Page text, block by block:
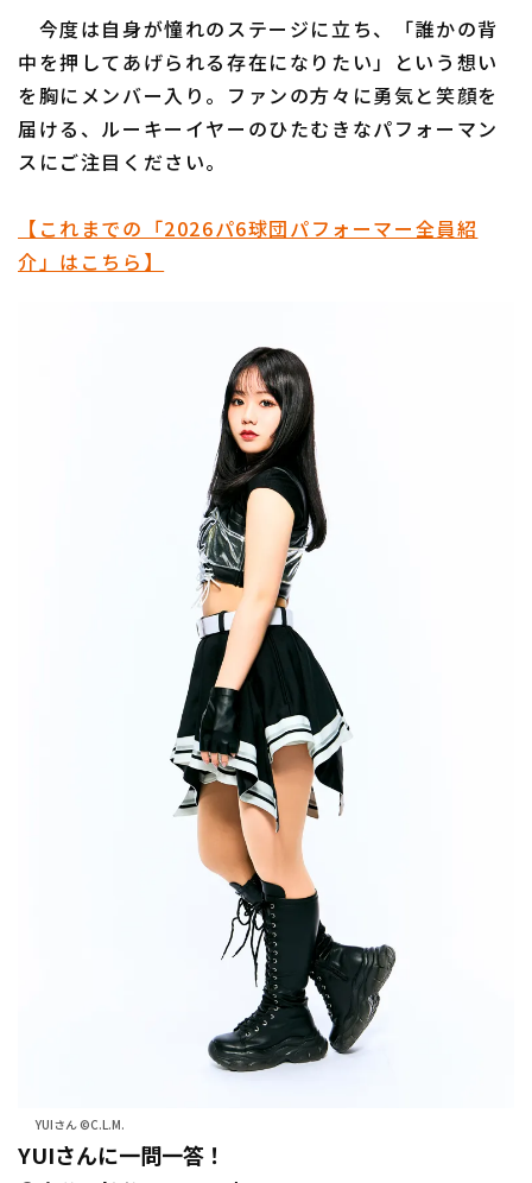
今度は自身が憧れのステージに立ち、「誰かの背
中を押してあげられる存在になりたい」という想い
を胸にメンバー入り。ファンの方々に勇気と笑顔を
届ける、ルーキーイヤーのひたむきなパフォーマン
スにご注目ください。
【これまでの「2026パ6球団パフォーマー全員紹
介」はこちら】
YUIさん ©C.L.M.
YUIさんに一問一答！